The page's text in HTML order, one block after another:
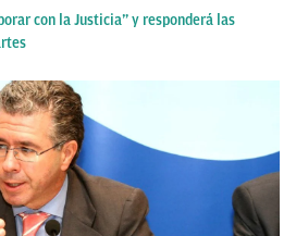
con la Justicia” y responderá las